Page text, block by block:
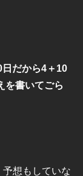
だから4＋10
を書いてごら
予想もしていな